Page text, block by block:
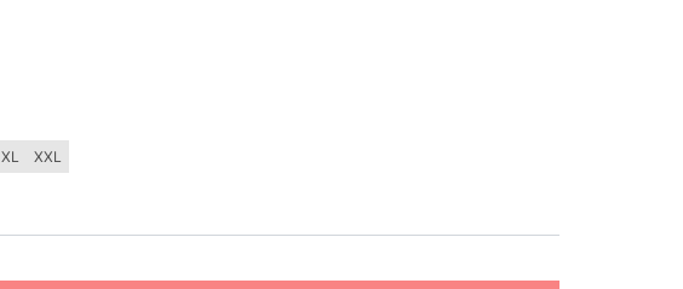
XL XXL